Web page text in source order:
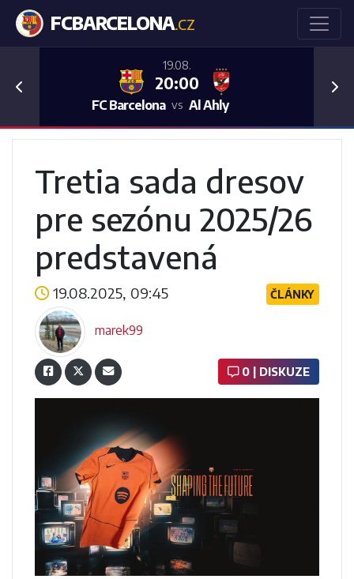
FCBARCELONA.CZ
19.08.
20:00
FC Barcelona vs Al Ahly
Previous
Tretia sada dresov
pre sezónu 2025/26
predstavená
19.08.2025, 09:45 ČLÁNKY
marek99
0 | DISKUZE